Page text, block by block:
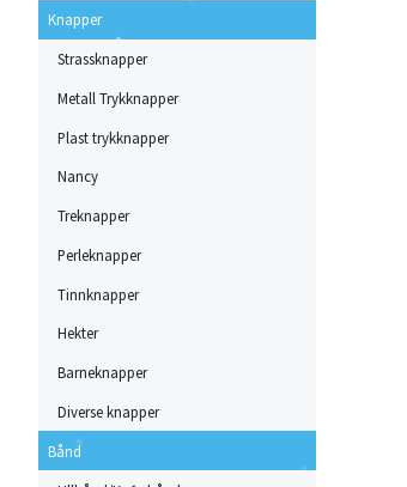
Knapper
Strassknapper
Metall Trykknapper
Plast trykknapper
Nancy
Treknapper
Perleknapper
Tinnknapper
Hekter
Barneknapper
Diverse knapper
Bånd